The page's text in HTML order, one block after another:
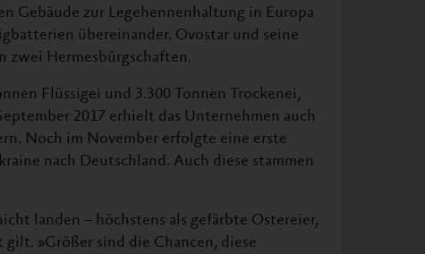
Gebäude zur Legehennenhaltung in Europa
übereinander. Ovostar und seine
Hermesbürgschaften.
Flüssigei und 3.300 Tonnen Trockenei,
2017 erhielt das Unternehmen auch
Noch im November erfolgte eine erste
nach Deutschland. Auch diese stammen
landen – höchstens als gefärbte Ostereier,
»Größer sind die Chancen, diese